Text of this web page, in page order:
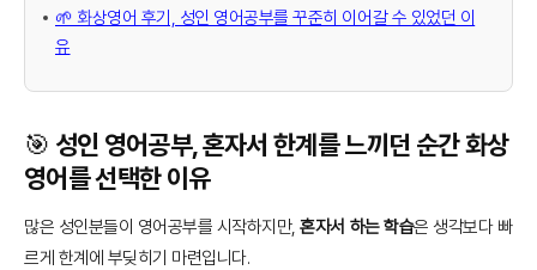
🌱 화상영어 후기, 성인 영어공부를 꾸준히 이어갈 수 있었던 이
유
🎯 성인 영어공부, 혼자서 한계를 느끼던 순간 화상
영어를 선택한 이유
많은 성인분들이 영어공부를 시작하지만,혼자서 하는 학습은 생각보다 빠
르게 한계에 부딪히기 마련입니다.